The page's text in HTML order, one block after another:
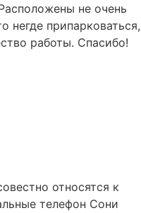
не очень
негде припарковаться,
работы. Спасибо!
относятся к
телефон Сони